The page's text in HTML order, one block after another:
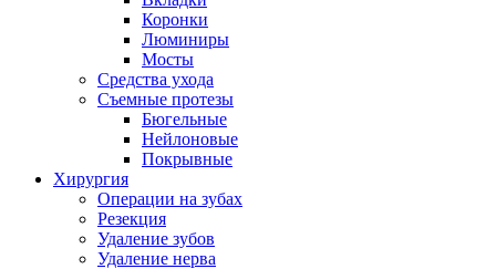
Коронки
Люминиры
Мосты
Средства ухода
Съемные протезы
Бюгельные
Нейлоновые
Покрывные
Хирургия
Операции на зубах
Резекция
Удаление зубов
Удаление нерва